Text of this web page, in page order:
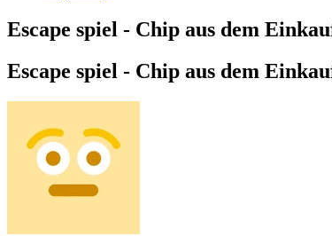
Escape spiel - Chip aus dem
Escape spiel - Chip aus dem